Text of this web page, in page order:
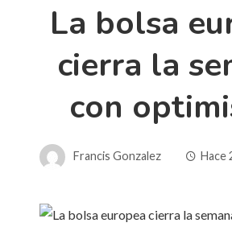
La bolsa
cierra la
con
Francis Gonzalez Hace